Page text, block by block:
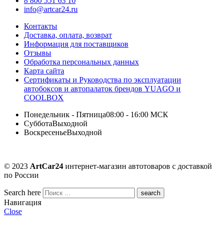
info@artcar24.ru
Контакты
Доставка, оплата, возврат
Информация для поставщиков
Отзывы
Обработка персональных данных
Карта сайта
Сертификаты и Руководства по эксплуатации
автобоксов и автопалаток брендов YUAGO и
COOLBOX
Понедельник - Пятница08:00 - 16:00 МСК
СубботаВыходной
ВоскресеньеВыходной
© 2023 ArtCar24 интернет-магазин автотоваров с доставкой
по России
Search here
Навигация
Close